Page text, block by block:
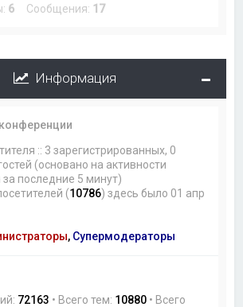
6 Сообщения: 17
Информация
:: 3 зарегистрированных, 0
(основано на активности
за последние 5 минут)
(10786) здесь было 01 апр
, Супермодераторы
72163 • Всего тем: 10880 • Всего